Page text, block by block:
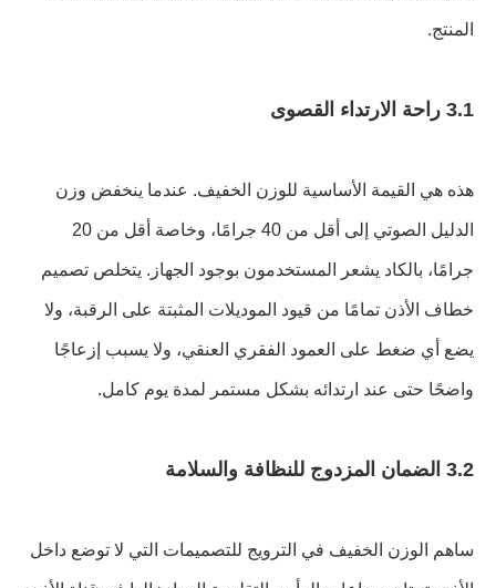
المنتج.
3.1 راحة الارتداء القصوى
هذه هي القيمة الأساسية للوزن الخفيف. عندما ينخفض ​​وزن
الدليل الصوتي إلى أقل من 40 جرامًا، وخاصة أقل من 20
جرامًا، بالكاد يشعر المستخدمون بوجود الجهاز. يتخلص تصميم
خطاف الأذن تمامًا من قيود الموديلات المثبتة على الرقبة، ولا
يضع أي ضغط على العمود الفقري العنقي، ولا يسبب إزعاجًا
واضحًا حتى عند ارتدائه بشكل مستمر لمدة يوم كامل.
3.2 الضمان المزدوج للنظافة والسلامة
ساهم الوزن الخفيف في الترويج للتصميمات التي لا توضع داخل